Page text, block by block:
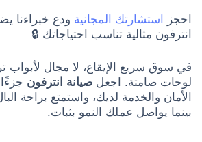
احجز استشارتك المجانية ودع خبراءنا
انترفون مثالية تناسب احتياجاتك 🔒
في سوق سريع الإيقاع، لا مجال لأبواب
لوحات صامتة. اجعل صيانة انترفون
الأمان والخدمة لديك، واستمتع براحة
بينما يواصل عملك النمو بثبات.